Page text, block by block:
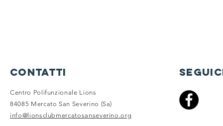
contatti
Centro Polifunzionale Lions
84085 Mercato San Severino (Sa)
info@lionsclubmercatosanseverino.org